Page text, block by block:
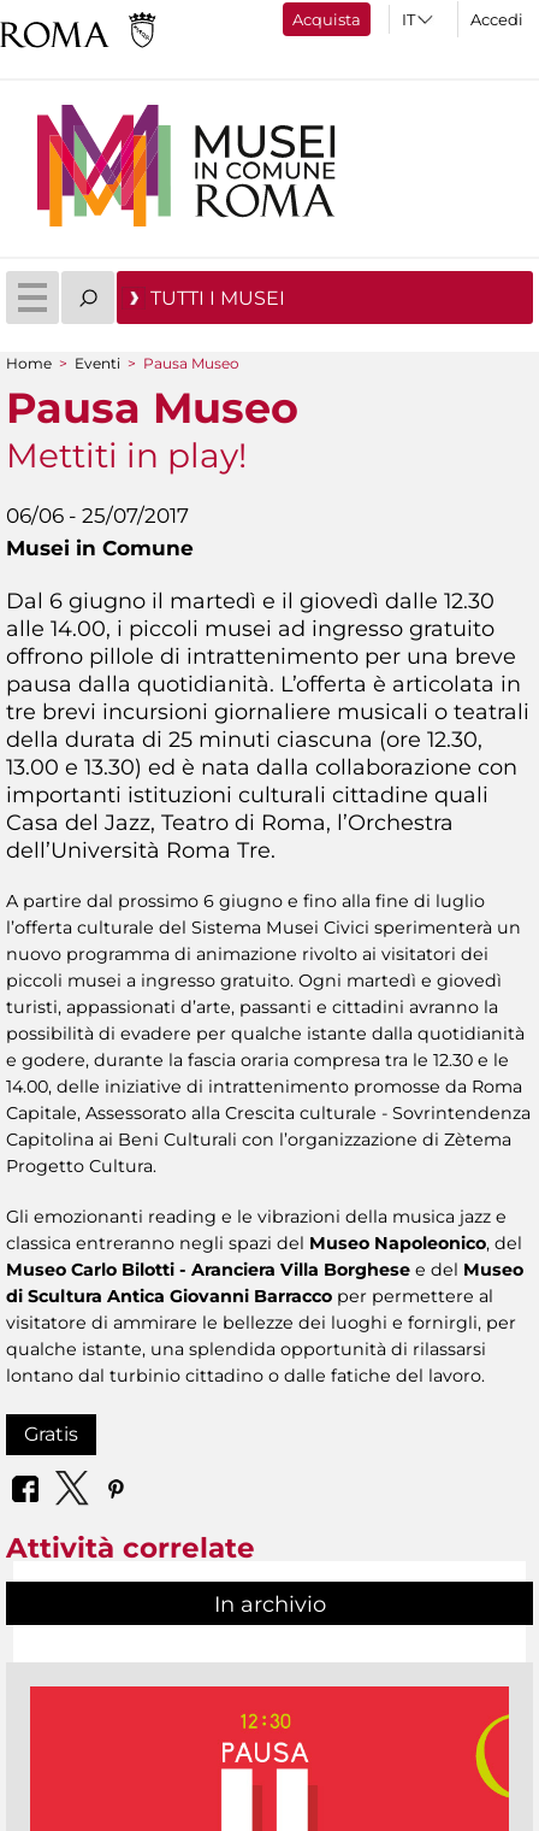
Acquista Accedi
TUTTI I MUSEI
Tu sei qui
Home > Eventi > Pausa Museo
Pausa Museo
Mettiti in play!
06/06 - 25/07/2017
Musei in Comune
Dal 6 giugno il martedì e il giovedì dalle 12.30
alle 14.00, i piccoli musei ad ingresso gratuito
offrono pillole di intrattenimento per una breve
pausa dalla quotidianità. L’offerta è articolata in
tre brevi incursioni giornaliere musicali o teatrali
della durata di 25 minuti ciascuna (ore 12.30,
13.00 e 13.30) ed è nata dalla collaborazione con
importanti istituzioni culturali cittadine quali
Casa del Jazz, Teatro di Roma, l’Orchestra
dell’Università Roma Tre.
A partire dal prossimo 6 giugno e fino alla fine di luglio
l’offerta culturale del Sistema Musei Civici sperimenterà un
nuovo programma di animazione rivolto ai visitatori dei
piccoli musei a ingresso gratuito. Ogni martedì e giovedì
turisti, appassionati d’arte, passanti e cittadini avranno la
possibilità di evadere per qualche istante dalla quotidianità
e godere, durante la fascia oraria compresa tra le 12.30 e le
14.00, delle iniziative di intrattenimento promosse da Roma
Capitale, Assessorato alla Crescita culturale - Sovrintendenza
Capitolina ai Beni Culturali con l’organizzazione di Zètema
Progetto Cultura.
Gli emozionanti reading e le vibrazioni della musica jazz e
classica entreranno negli spazi del Museo Napoleonico, del
Museo Carlo Bilotti - Aranciera Villa Borghese e del Museo
di Scultura Antica Giovanni Barracco per permettere al
visitatore di ammirare le bellezze dei luoghi e fornirgli, per
qualche istante, una splendida opportunità di rilassarsi
lontano dal turbinio cittadino o dalle fatiche del lavoro.
Gratis
Attività correlate
In archivio